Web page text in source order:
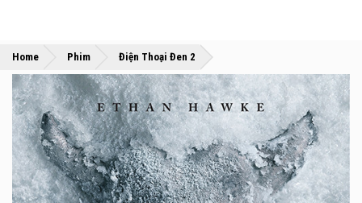
Home »
Phim »
Điện Thoại Đen 2